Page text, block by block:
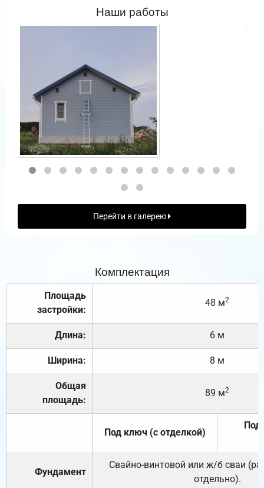
Наши работы
Перейти в галерею
Комплектация
Площадь
застройки:
48 м2
Длина: 6 м
Ширина: 8 м
Общая
площадь:
89 м2
Под ключ (с отделкой)
Под
Фундамент
Свайно-винтовой или ж/б сваи
отдельно).